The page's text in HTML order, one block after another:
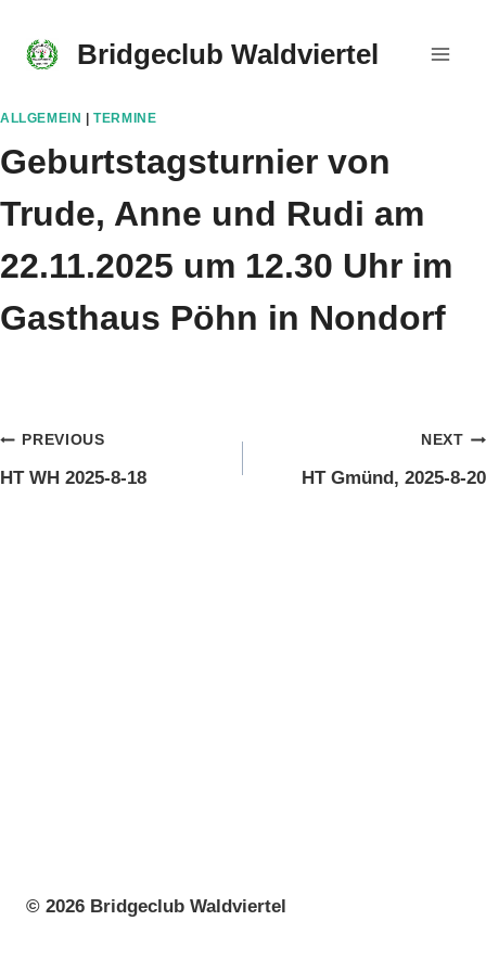
content
Bridgeclub Waldviertel
ALLGEMEIN |TERMINE
Geburtstagsturnier von
Trude, Anne und Rudi am
22.11.2025 um 12.30 Uhr im
Gasthaus Pöhn in Nondorf
Beitragsnavigation
PREVIOUS
HT WH 2025-8-18
NEXT
HT Gmünd, 2025-8-20
© 2026 Bridgeclub Waldviertel